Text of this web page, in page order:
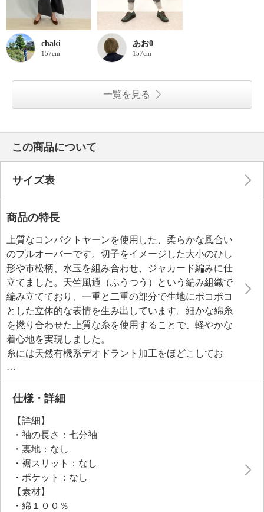
chaki
157cm
あお0
157cm
一覧を見る
この商品について
サイズ表
商品の特長
上質なコンパクトヤーンを使用した、柔らかな風合い
のプルオーバーです。切子をイメージした大小のひし
形や市松柄、水玉を組み合わせ、ジャカード編みに仕
立てました。天竺風通（ふうつう）という編み組織で
編み立てており、一重と二重の部分で生地にポコポコ
とした立体的な表情を生み出しています。細かな綿糸
を撚り合わせた上質な糸を使用することで、軽やかな
着心地を実現しました。
糸には天然有機系デオドラント加工をほどこしてお
り、繊維上の細菌の増殖を抑え、防臭効果を発揮しま
す。
七分袖のため季節の変わり目にも活躍。裾や袖は編み
きりとした見え方に仕上げました。
仕様・詳細
【詳細】
・袖の長さ：七分袖
・裏地：なし
・裾スリット：なし
・ポケット：なし
【素材】
・綿１００％